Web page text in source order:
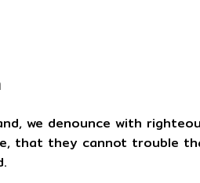
we denounce with
that they cannot trouble